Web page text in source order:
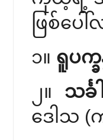
ဖြစ်ပ
၁။ ရူပက္ခ
၂။ သင်္ခ
ဒေါသ (